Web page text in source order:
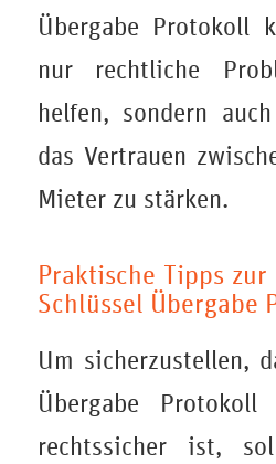
Übergabe Protokoll
nur rechtliche
helfen, sondern
das Vertrauen
Mieter zu stärken.
Praktische Tipps
Schlüssel Übergabe
Um sicherzustellen,
Übergabe
rechtssicher ist,